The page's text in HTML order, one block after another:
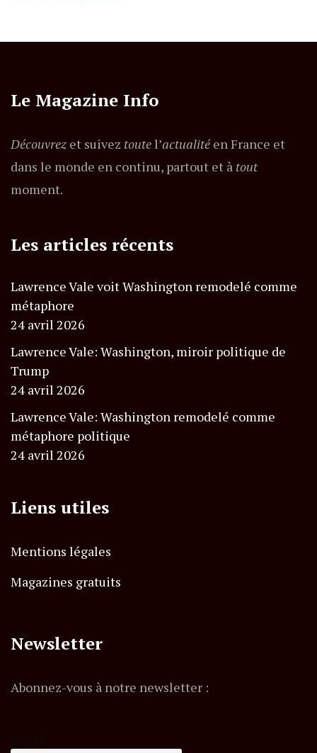
Le Magazine Info
Découvrez et suivez toutel’actualitéen France et
dans le monde en continu, partout et à tout
moment.
Les articles récents
Lawrence Vale voit Washington remodelé comme
métaphore
24 avril 2026
Lawrence Vale: Washington, miroir politique de
Trump
24 avril 2026
Lawrence Vale: Washington remodelé comme
métaphore politique
24 avril 2026
Liens utiles
Mentions légales
Magazines gratuits
Newsletter
Abonnez-vous à notre newsletter :